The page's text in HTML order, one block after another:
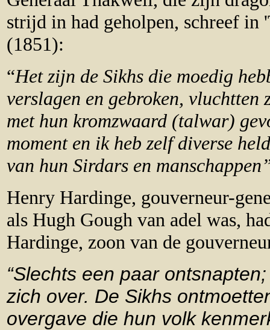
strijd in had geholpen, schreef in
(1851):
“Het zijn de Sikhs die moedig
verslagen en gebroken, vluchtten
met hun kromzwaard (talwar)
moment en ik heb zelf diverse
van hun Sirdars en
Henry Hardinge, gouverneur-
als Hugh Gough van adel was,
Hardinge, zoon van de
“Slechts een paar
zich over. De Sikhs
overgave die hun volk